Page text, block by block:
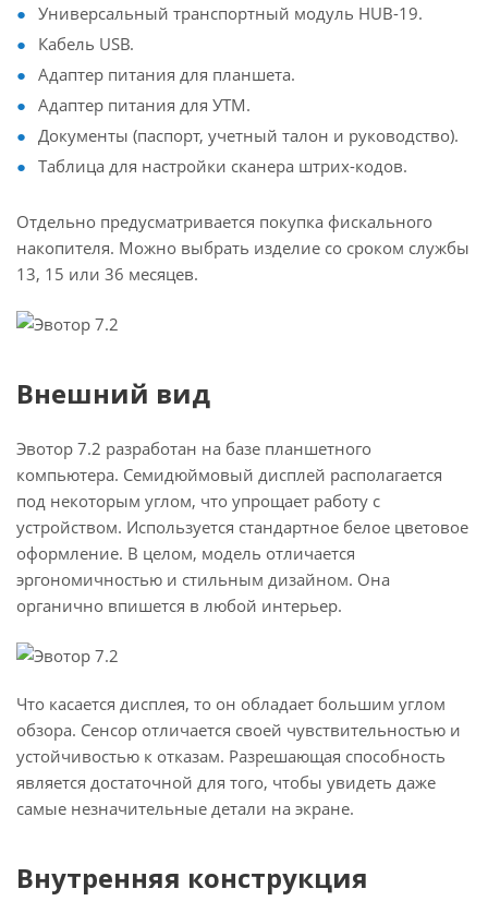
Универсальный транспортный модуль HUB-19.
Кабель USB.
Адаптер питания для планшета.
Адаптер питания для УТМ.
Документы (паспорт, учетный талон и руководство).
Таблица для настройки сканера штрих-кодов.
Отдельно предусматривается покупка фискального
накопителя. Можно выбрать изделие со сроком службы
13, 15 или 36 месяцев.
Внешний вид
Эвотор 7.2 разработан на базе планшетного
компьютера. Семидюймовый дисплей располагается
под некоторым углом, что упрощает работу с
устройством. Используется стандартное белое цветовое
оформление. В целом, модель отличается
эргономичностью и стильным дизайном. Она
органично впишется в любой интерьер.
Что касается дисплея, то он обладает большим углом
обзора. Сенсор отличается своей чувствительностью и
устойчивостью к отказам. Разрешающая способность
является достаточной для того, чтобы увидеть даже
самые незначительные детали на экране.
Внутренняя конструкция